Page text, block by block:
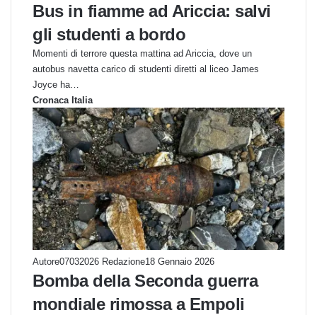
Bus in fiamme ad Ariccia: salvi
gli studenti a bordo
Momenti di terrore questa mattina ad Ariccia, dove un
autobus navetta carico di studenti diretti al liceo James
Joyce ha…
Cronaca Italia
Autore07032026 Redazione18 Gennaio 2026
Bomba della Seconda guerra
mondiale rimossa a Empoli